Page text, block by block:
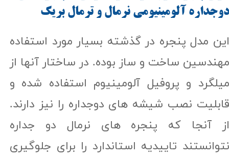
این مدل پنجره در گذشته بسیار مورد استفاده
مهندسین ساخت و ساز بوده. در ساختار آنها از
میلگرد و پروفیل آلومینیوم استفاده شده و
قابلیت نصب شیشه های دوجداره را نیز دارند.
از آنجا که پنجره های نرمال دو جداره
نتوانستند تاییدیه استاندارد را برای جلوگیری
دوجداره آلومینیومی نرمال و ترمال بریک​​​​​​​